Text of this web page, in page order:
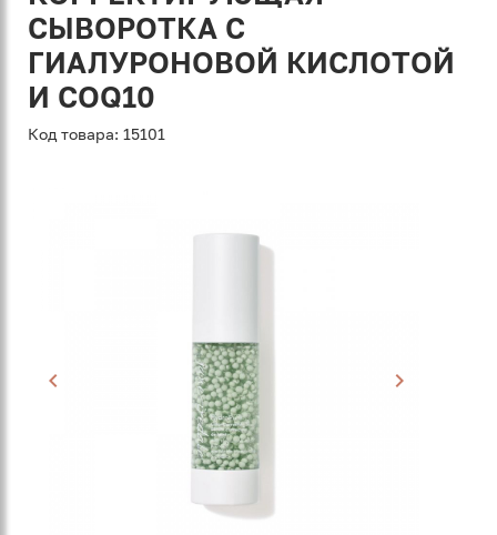
СЫВОРОТКА С
ГИАЛУРОНОВОЙ КИСЛОТОЙ
И COQ10
Код товара: 15101